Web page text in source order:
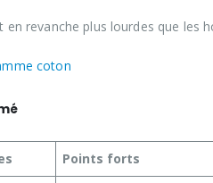
en revanche plus lourdes que les
coton
Points forts